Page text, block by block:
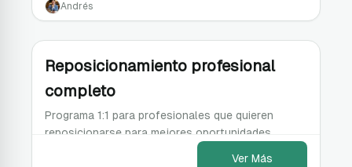
Andrés
Reposicionamiento profesional
completo
Programa 1:1 para profesionales que quieren
reposicionarse para mejores oportunidades.
Ver Más